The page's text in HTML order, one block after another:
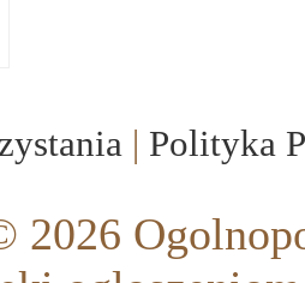
| Polityka
2026